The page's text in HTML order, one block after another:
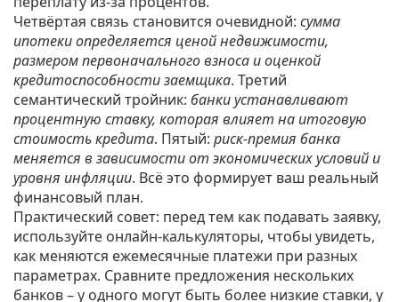
Четвёртая связь становится очевидной: сумма
ипотеки определяется ценой недвижимости,
размером первоначального взноса и оценкой
кредитоспособности заемщика. Третий
семантический тройник: банки устанавливают
процентную ставку, которая влияет на итоговую
стоимость кредита. Пятый: риск‑премия банка
меняется в зависимости от экономических условий и
уровня инфляции. Всё это формирует ваш реальный
финансовый план.
Практический совет: перед тем как подавать заявку,
используйте онлайн‑калькуляторы, чтобы увидеть,
как меняются ежемесячные платежи при разных
параметрах. Сравните предложения нескольких
банков – у одного могут быть более низкие ставки, у